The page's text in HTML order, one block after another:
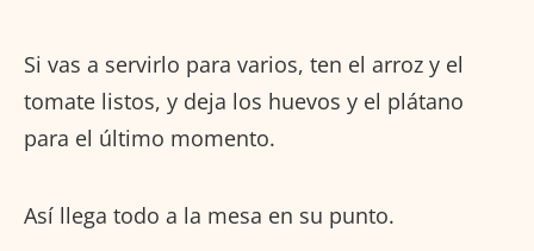
Si vas a servirlo para varios, ten el arroz y el
tomate listos, y deja los huevos y el plátano
para el último momento.
Así llega todo a la mesa en su punto.